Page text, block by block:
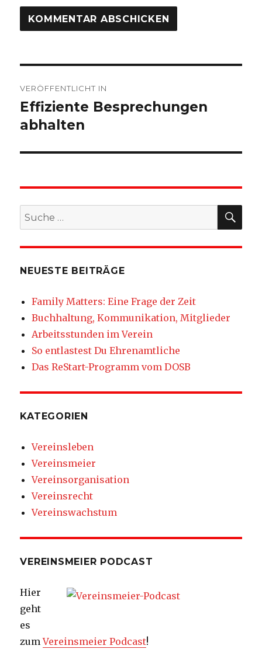
VERÖFFENTLICHT IN
Effiziente Besprechungen
abhalten
Suche
nach:
NEUESTE BEITRÄGE
Family Matters: Eine Frage der Zeit
Buchhaltung, Kommunikation, Mitglieder
Arbeitsstunden im Verein
So entlastest Du Ehrenamtliche
Das ReStart-Programm vom DOSB
KATEGORIEN
Vereinsleben
Vereinsmeier
Vereinsorganisation
Vereinsrecht
Vereinswachstum
VEREINSMEIER PODCAST
Hier
geht
es
zumVereinsmeier Podcast!